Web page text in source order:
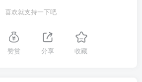
喜欢就支持一下吧
赞赏 分享 收藏